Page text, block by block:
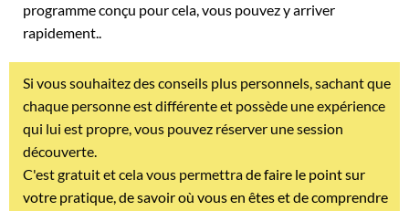
programme conçu pour cela, vous pouvez y arriver
rapidement..
Si vous souhaitez des conseils plus personnels, sachant que
chaque personne est différente et possède une expérience
qui lui est propre, vous pouvez réserver une session
découverte.
C'est gratuit et cela vous permettrade faire le point sur
votre pratique, de savoir où vous en êtes et de comprendre